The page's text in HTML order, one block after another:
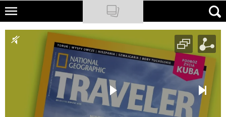
Skip
main
NATIONAL GEOGRAPHIC
TRAVELER
PODCASTY